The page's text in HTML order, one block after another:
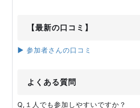
【最新の口コミ】
▶ 参加者さんの口コミ
よくある質問
Q,１人でも参加しやすいですか？